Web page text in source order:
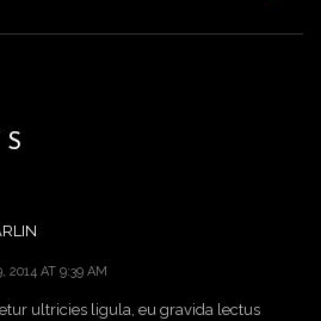
2014 AT 9:39 AM
ultricies ligula, eu gravida lectus